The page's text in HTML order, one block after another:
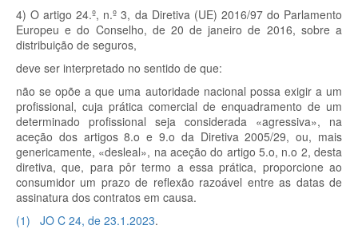
4) O artigo 24.º, n.º 3, da Diretiva (UE) 2016/97 do Parlamento
Europeu e do Conselho, de 20 de janeiro de 2016, sobre a
distribuição de seguros,
deve ser interpretado no sentido de que:
não se opõe a que uma autoridade nacional possa exigir a um
profissional, cuja prática comercial de enquadramento de um
determinado profissional seja considerada «agressiva», na
aceção dos artigos 8.o e 9.o da Diretiva 2005/29, ou, mais
genericamente, «desleal», na aceção do artigo 5.o, n.o 2, desta
diretiva, que, para pôr termo a essa prática, proporcione ao
consumidor um prazo de reflexão razoável entre as datas de
assinatura dos contratos em causa.
(1) JO C 24, de 23.1.2023.